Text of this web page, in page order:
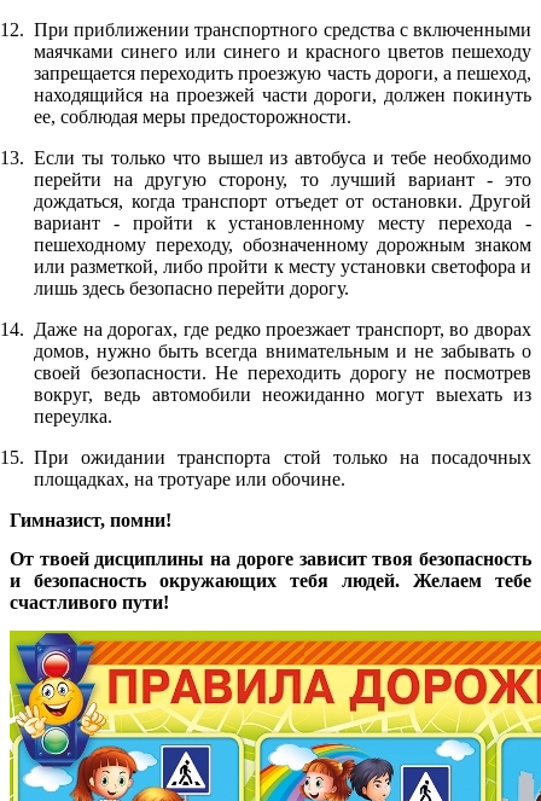
При приближении транспортного средства с включенными
маячками синего или синего и красного цветов пешеходу
запрещается переходить проезжую часть дороги, а пешеход,
находящийся на проезжей части дороги, должен покинуть
ее, соблюдая меры предосторожности.
Если ты только что вышел из автобуса и тебе необходимо
перейти на другую сторону, то лучший вариант - это
дождаться, когда транспорт отъедет от остановки. Другой
вариант - пройти к установленному месту перехода -
пешеходному переходу, обозначенному дорожным знаком
или разметкой, либо пройти к месту установки светофора и
лишь здесь безопасно перейти дорогу.
Даже на дорогах, где редко проезжает транспорт, во дворах
домов, нужно быть всегда внимательным и не забывать о
своей безопасности. Не переходить дорогу не посмотрев
вокруг, ведь автомобили неожиданно могут выехать из
переулка.
При ожидании транспорта стой только на посадочных
площадках, на тротуаре или обочине.
Гимназист, помни!
От твоей дисциплины на дороге зависит твоя безопасность
и безопасность окружающих тебя людей. Желаем тебе
счастливого пути!